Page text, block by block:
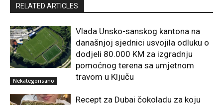
RELATED ARTICLES
Nekategorisano
Vlada Unsko-sanskog kantona na
današnjoj sjednici usvojila odluku o
dodjeli 80.000 KM za izgradnju
pomoćnog terena sa umjetnom
travom u Ključu
Recept za Dubai čokoladu za koju